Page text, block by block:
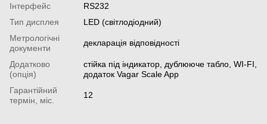
Інтерфейс
RS232
Тип дисплея
LED (світлодіодний)
Метрологічні
документи
декларація відповідності
Додатково
(опція)
стійка під індикатор, дублююче табло, WI-FI,
додаток Vagar Scale App
Гарантійний
термін, міс.
12